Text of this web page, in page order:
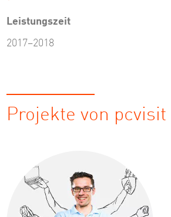
Leistungszeit
2017–2018
Projekte von pcvisit